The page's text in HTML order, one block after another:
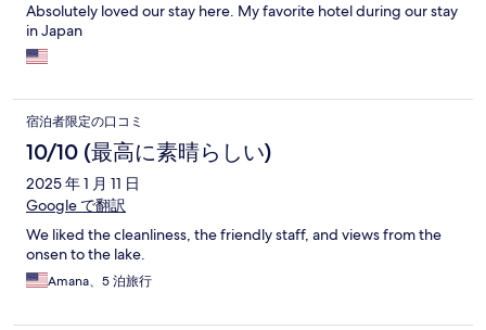
Absolutely loved our stay here. My favorite hotel during our stay
in Japan
宿泊者限定の口コミ
10/10 (最高に素晴らしい)
2025 年 1 月 11 日
Google で翻訳
We liked the cleanliness, the friendly staff, and views from the
onsen to the lake.
Amana、5 泊旅行